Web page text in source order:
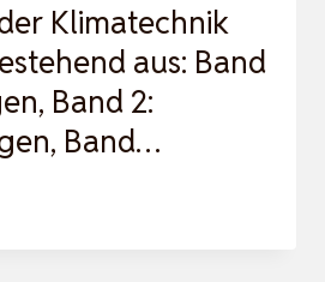
Klimatechnik
aus: Band
Band 2:
Band…